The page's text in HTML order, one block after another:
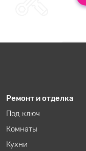
Ремонт и отделка
Под ключ
Комнаты
Кухни